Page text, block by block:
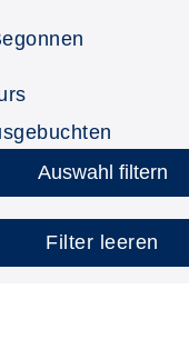
Auswahl filtern
Filter leeren